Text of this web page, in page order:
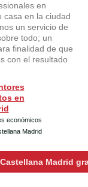
en
casa en la ciudad
un servicio de
todo; un
finalidad de que
con el resultado
económicos
Madrid
Madrid